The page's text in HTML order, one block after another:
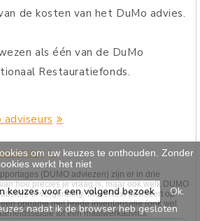
de kosten van het DuMo advies.
als één van de DuMo
Restauratiefonds.
(DUMO adviezen) zijn er in drie
hoe precies je vraag is, maar ook welk DUMO
of vergunning. MoveNext adviseert op
opname met brede inventarisatie (ook wel
tot een maatwerkadvies.
om uw keuzes te onthouden. Zonder
werkt het niet
keuzes voor een volgend bezoek
Ok.
nadat ik de browser heb gesloten